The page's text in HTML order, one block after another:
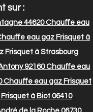
sur :
44620Chauffe eau
eau gaz Frisquet à
Frisquet à Strasbourg
92160Chauffe eau
Chauffe eau gaz Frisquet
à Biot 06410